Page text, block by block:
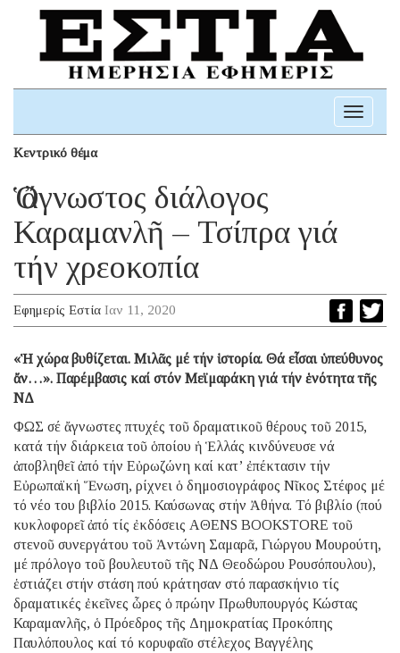
Toggle
Κεντρικό θέμα
Ὁ ἄγνωστος διάλογος
Καραμανλῆ – Τσίπρα γιά
τήν χρεοκοπία
Εφημερίς Εστία Ιαν 11, 2020
«Ἡ χώρα βυθίζεται. Μιλᾶς μέ τήν ἱστορία. Θά εἶσαι ὑπεύθυνος
ἄν…». Παρέμβασις καί στόν Μεϊμαράκη γιά τήν ἑνότητα τῆς
ΝΔ
ΦΩΣ σέ ἄγνωστες πτυχές τοῦ δραματικοῦ θέρους τοῦ 2015,
κατά τήν διάρκεια τοῦ ὁποίου ἡ Ἑλλάς κινδύνευσε νά
ἀποβληθεῖ ἀπό τήν Εὐρωζώνη καί κατ’ ἐπέκτασιν τήν
Εὐρωπαϊκή Ἕνωση, ρίχνει ὁ δημοσιογράφος Νῖκος Στέφος μέ
τό νέο του βιβλίο 2015. Καύσωνας στήν Ἀθήνα. Τό βιβλίο (πού
κυκλοφορεῖ ἀπό τίς ἐκδόσεις AΘΕΝS BOOKSTORE τοῦ
στενοῦ συνεργάτου τοῦ Ἀντώνη Σαμαρᾶ, Γιώργου Μουρούτη,
μέ πρόλογο τοῦ βουλευτοῦ τῆς ΝΔ Θεοδώρου Ρουσόπουλου),
ἑστιάζει στήν στάση πού κράτησαν στό παρασκήνιο τίς
δραματικές ἐκεῖνες ὧρες ὁ πρώην Πρωθυπουργός Κώστας
Καραμανλῆς, ὁ Πρόεδρος τῆς Δημοκρατίας Προκόπης
Παυλόπουλος καί τό κορυφαῖο στέλεχος Βαγγέλης